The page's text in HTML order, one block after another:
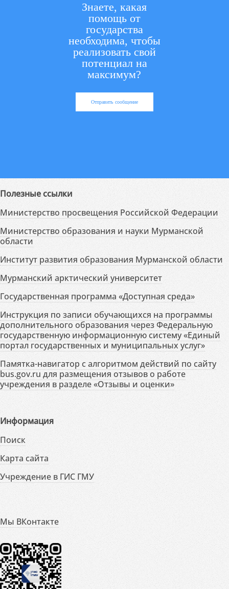
Знаете, какая
помощь от
государства
необходима, чтобы
реализовать свой
потенциал на
максимум?
Отправить сообщение
Полезные ссылки
Министерство просвещения Российской Федерации
Министерство образования и науки Мурманской
области
Институт развития образования Мурманской области
Мурманский арктический университет
Государственная программа «Доступная среда»
Инструкция по записи обучающихся на программы
дополнительного образования через Федеральную
государственную информационную систему «Единый
портал государственных и муниципальных услуг»
Памятка-навигатор с алгоритмом действий по сайту
bus.gov.ru для размещения отзывов о работе
учреждения в разделе «Отзывы и оценки»
Информация
Поиск
Карта сайта
Учреждение в ГИС ГМУ
Мы ВКонтакте